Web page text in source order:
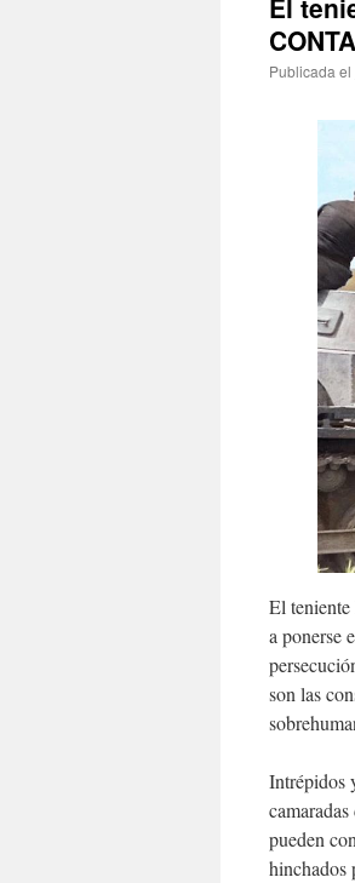
El
Publicada el
El
a ponerse
son las
Intrépidos
pueden
hinchados